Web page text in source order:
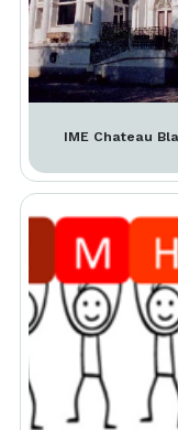
IME Chateau